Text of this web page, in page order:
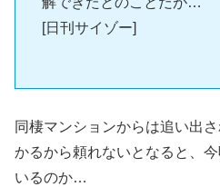
[日刊サイゾー]
同棲マンションからは追い出
かるから頼れないとなると、
いるのか…